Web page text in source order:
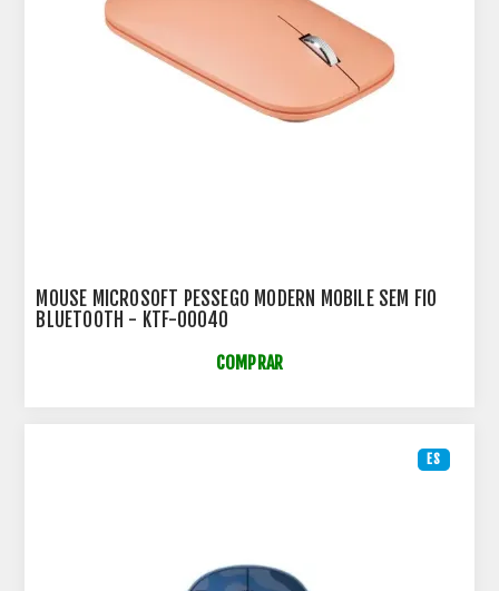
MOUSE MICROSOFT PESSEGO MODERN MOBILE SEM FIO
BLUETOOTH - KTF-00040
COMPRAR
ES